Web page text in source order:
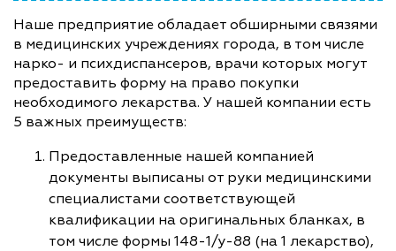
Наше предприятие обладает обширными связями
в медицинских учреждениях города, в том числе
нарко- и психдиспансеров, врачи которых могут
предоставить форму на право покупки
необходимого лекарства. У нашей компании есть
5 важных преимуществ:
Предоставленные нашей компанией
документы выписаны от руки медицинскими
специалистами соответствующей
квалификации на оригинальных бланках, в
том числе формы 148-1/у-88 (на 1 лекарство),